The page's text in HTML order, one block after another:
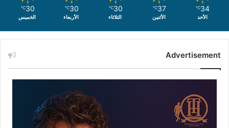
34
℃
الأحد
37
℃
الأثنين
30
℃
الثلاثاء
30
℃
الأربعاء
30
℃
الخميس
Advertisement